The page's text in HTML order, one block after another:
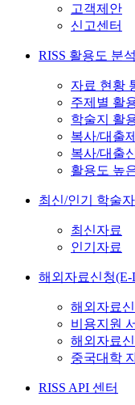
고객제안
신고센터
RISS 활용도 분석
자료 현황
주제별 활
학술지 활
복사/대출
복사/대출
활용도 높
최신/인기 학술
최신자료
인기자료
해외자료신청(E-
해외자료
비용지원
해외자료
중국대학
RISS API 센터